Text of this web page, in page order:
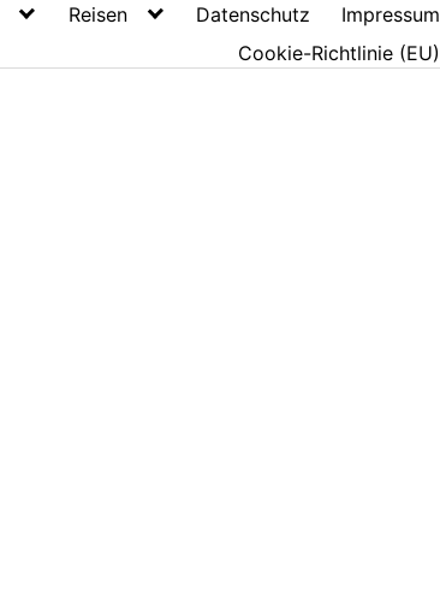
Reisen Datenschutz
Impressum
Cookie-Richtlinie (EU)